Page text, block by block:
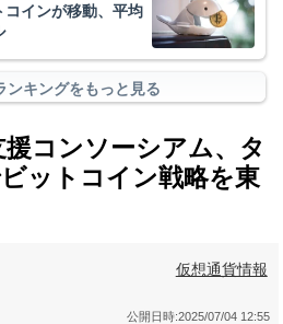
インが移動、平均
ンキングをもっと見る
コンソーシアム、タ
ットコイン戦略を東
仮想通貨情報
公開日時:2025/07/04 12:55